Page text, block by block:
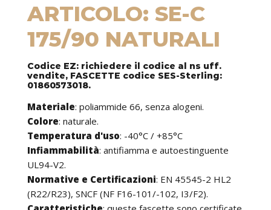
ARTICOLO: SE-C
175/90 NATURALI
Codice EZ: richiedere il codice al ns uff.
vendite, FASCETTE codice SES-Sterling:
01860573018.
Materiale: poliammide 66, senza alogeni.
Colore: naturale.
Temperatura d'uso: -40°C / +85°C
Infiammabilità: antifiamma e autoestinguente
UL94-V2.
Normative e Certificazioni: EN 45545-2 HL2
(R22/R23), SNCF (NF F16-101/-102, I3/F2).